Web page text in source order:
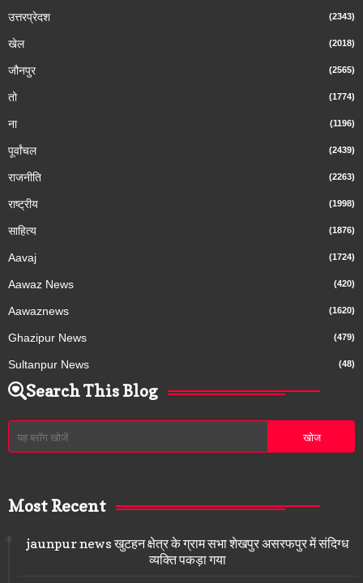
उत्तरप्रेदश (2343)
खेल (2018)
जौनपुर (2565)
तो (1774)
ना (1196)
पूर्वांचल (2439)
राजनीति (2263)
राष्ट्रीय (1998)
साहित्य (1876)
Aavaj (1724)
Aawaz News (420)
Aawaznews (1620)
Ghazipur News (479)
Sultanpur News (48)
Search This Blog
Most Recent
jaunpur news खुटहन क्षेत्र के ग्राम सभा शेखपुर असरफपुर में संदिग्ध
व्यक्ति पकड़ा गया